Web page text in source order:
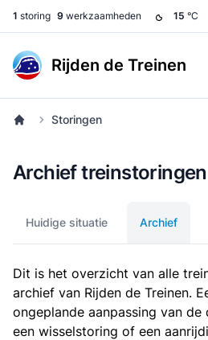
1 storing 9 werkzaamheden 15 °C
Rijden de Treinen
Storingen
Archief treinstoringen
Huidige situatie Archief
Dit is het overzicht van alle
archief van Rijden de Treinen.
ongeplande aanpassing van
een wisselstoring of een